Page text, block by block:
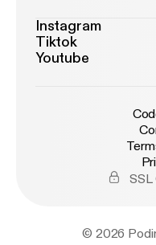
Instagram
Tiktok
Youtube
© 2026